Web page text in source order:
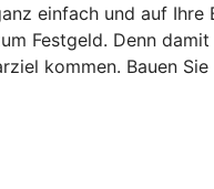
einfach und auf
Festgeld. Denn
kommen. Bauen